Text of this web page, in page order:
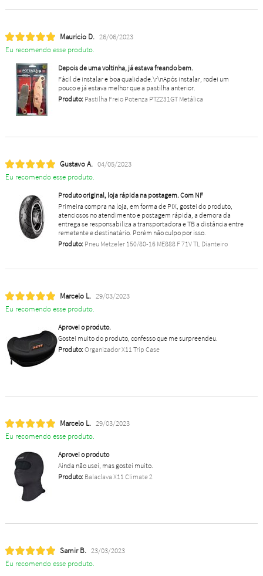
Mauricio D. 26/06/2023
Eu recomendo esse produto.
Depois de uma voltinha, já estava freando bem.
Fácil de instalar e boa qualidade.\r\nApós instalar, rodei um
pouco e já estava melhor que a pastilha anterior.
Produto:Pastilha Freio Potenza PTZ231GT Metálica
Gustavo A. 04/05/2023
Eu recomendo esse produto.
Produto original, loja rápida na postagem. Com NF
Primeira compra na loja, em forma de PIX, gostei do produto,
atenciosos no atendimento e postagem rápida, a demora da
entrega se responsabiliza a transportadora e TB a distância entre
remetente e destinatário. Porém não culpo por isso.
Produto:Pneu Metzeler 150/80-16 ME888 F 71V TL Dianteiro
Marcelo L. 29/03/2023
Eu recomendo esse produto.
Aprovei o produto.
Gostei muito do produto, confesso que me surpreendeu.
Produto:Organizador X11 Trip Case
Marcelo L. 29/03/2023
Eu recomendo esse produto.
Aprovei o produto
Ainda não usei, mas gostei muito.
Produto:Balaclava X11 Climate 2
Samir B. 23/03/2023
Eu recomendo esse produto.